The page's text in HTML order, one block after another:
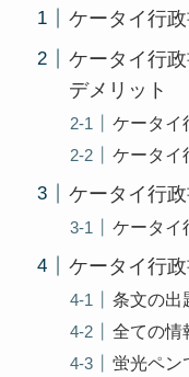
ケータイ行
ケータイ行
デメリット
ケータイ
ケータイ
ケータイ行
ケータイ
ケータイ行
条文の出
全ての情
蛍光ペン